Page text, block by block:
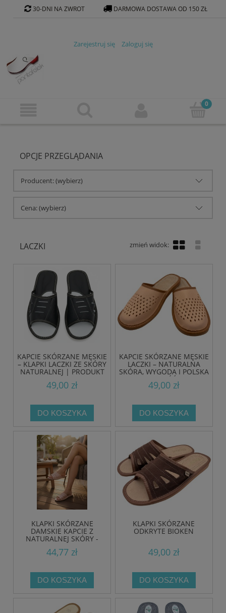
Zarejestruj się Zaloguj się
30-DNI NA ZWROT DARMOWA DOSTAWA OD 150 ZŁ
OPCJE PRZEGLĄDANIA
Producent: (wybierz)
Cena: (wybierz)
LACZKI
KAPCIE SKÓRZANE MĘSKIE
– KLAPKI LACZKI ZE SKÓRY
NATURALNEJ | PRODUKT
POLSKI
49,00 zł
DO KOSZYKA
KAPCIE SKÓRZANE MĘSKIE
LACZKI – NATURALNA
SKÓRA, WYGODA I POLSKA
JAKOŚĆ
49,00 zł
DO KOSZYKA
KLAPKI SKÓRZANE
DAMSKIE KAPCIE Z
NATURALNEJ SKÓRY -
RĘCZNIE WYKONANE W
POLSCE
44,77 zł
DO KOSZYKA
KLAPKI SKÓRZANE
ODKRYTE BIOKEN
49,00 zł
DO KOSZYKA